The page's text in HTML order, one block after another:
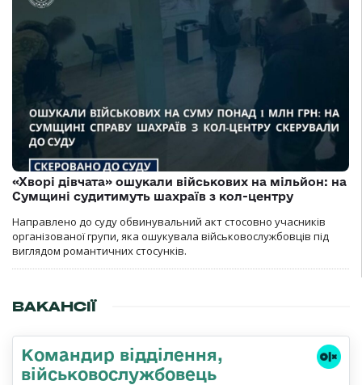
«Хворі дівчата» ошукали військових на мільйон: на
Сумщині судитимуть шахраїв з кол-центру
Направлено до суду обвинувальний акт стосовно учасників
організованої групи, яка ошукувала військовослужбовців під
виглядом романтичних стосунків.
ВАКАНСІЇ
Командир відділення,
військовослужбовець